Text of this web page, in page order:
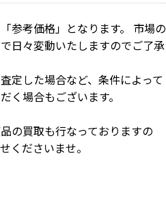
参考価格」となります。 市場の
日々変動いたしますのでご了承
定した場合など、条件によって
く場合もございます。
の買取も行なっておりますの
くださいませ。